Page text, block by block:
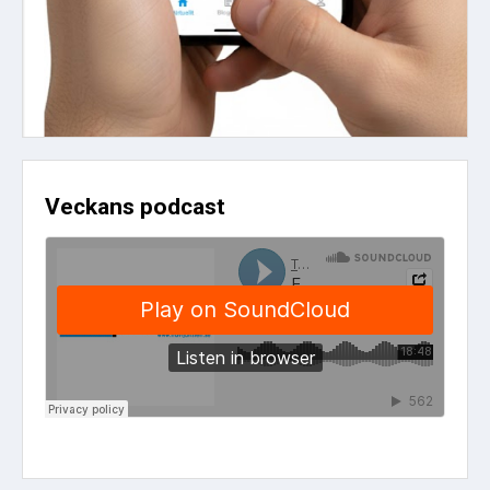
Veckans podcast